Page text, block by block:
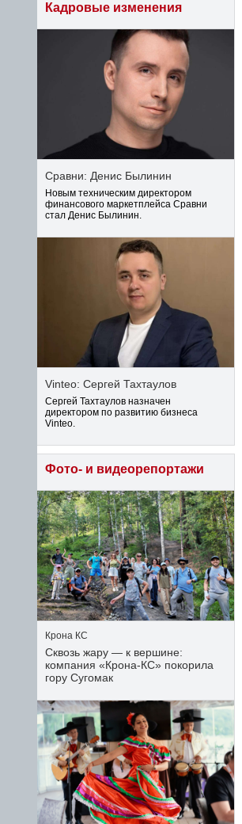
Кадровые изменения
Сравни: Денис Былинин
Новым техническим директором
финансового маркетплейса Сравни
стал Денис Былинин.
Vinteo: Сергей Тахтаулов
Сергей Тахтаулов назначен
директором по развитию бизнеса
Vinteo.
Фото- и видеорепортажи
Крона КС
Сквозь жару — к вершине:
компания «Крона‑КС» покорила
гору Сугомак